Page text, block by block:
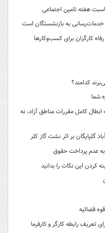
هفته تامین اجتماعی
خدمات‌رسانی به بازنشستگان است
کارگران برای کسب‌وکارها
کدامند؟
شما
کامل مقررات مناطق آزاد، نه
عدم پرداخت حقوق
کردن این نکات را بدانید
قضائیه
تعریف رابطه کارگر و کارفرما